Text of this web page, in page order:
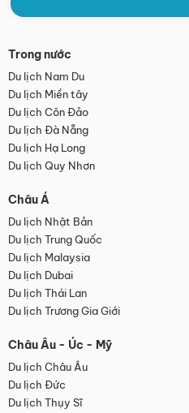
Trong nước
Du lịch Nam Du
Du lịch Miền tây
Du lịch Côn Đảo
Du lịch Đà Nẵng
Du lịch Hạ Long
Du lịch Quy Nhơn
Châu Á
Du lịch Nhật Bản
Du lịch Trung Quốc
Du lịch Malaysia
Du lịch Dubai
Du lịch Thái Lan
Du lịch Trương Gia Giới
Châu Âu - Úc - Mỹ
Du lịch Châu Âu
Du lịch Đức
Du lịch Thụy Sĩ